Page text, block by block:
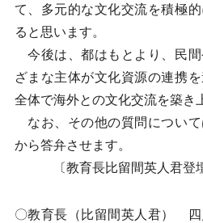
て、多元的な文化交流を積極
ると思います。
今後は、都はもとより、民間
ざまな主体が文化資源の連携
全体で海外との文化交流を築き
なお、その他の質問につい
から答弁させます。
〔教育長比留間英人君登壇
〇教育長（比留間英人君） 四